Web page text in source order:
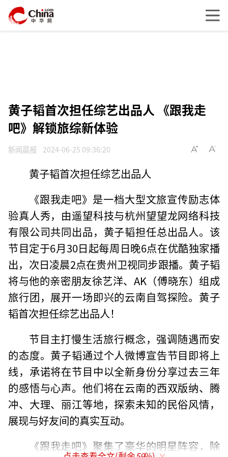
黄子韬首次担任综艺出品人 《跟我走
吧》解锁旅综新体验
新闻晨报 2024-06-25 09:36:20
黄子韬首次担任综艺出品人
《跟我走吧》是一档大型文旅宣传励志体
验真人秀，由遥望科技与杭州望望龙网络科技
有限公司共同出品，黄子韬担任总出品人。该
节目定于6月30日起每周日晚6点在优酷独家播
出，次日凌晨2点在贵州卫视同步跟播。黄子韬
将与他的亲密朋友徐艺洋、AK（傅晓东）组成
旅行团，展开一场即兴的云南自驾探险。黄子
韬首次担任综艺出品人！
节目主打慢生活旅行概念，强调随遇而安
的态度。黄子韬通过个人微博宣告节目即将上
线，承诺将在节目中以全新身份分享过去三年
的感悟与心声。他们将在云南的西双版纳、腾
冲、大理、丽江等地，探索未知的民俗风情，
展现与好友间的真实互动。
《跟我走吧》聚集了豪华的明星阵容，除